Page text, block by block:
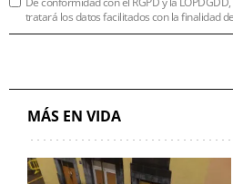
tratará los datos facilitados con la finalidad
MÁS EN VIDA